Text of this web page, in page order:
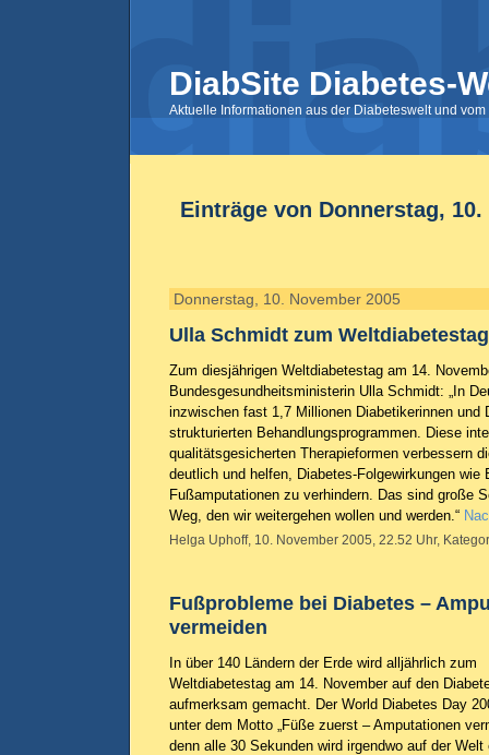
DiabSite Diabetes-
Aktuelle Informationen aus der Diabeteswelt und
Einträge von Donnerstag, 10.
Donnerstag, 10. November 2005
Ulla Schmidt zum Weltdiabetestag
Zum diesjährigen Weltdiabetestag am 14.
Bundesgesundheitsministerin Ulla Schmidt: „In
inzwischen fast 1,7 Millionen Diabetikerinnen und
strukturierten Behandlungsprogrammen. Diese
qualitätsgesicherten Therapieformen verbessern
deutlich und helfen, Diabetes-Folgewirkungen wie
Fußamputationen zu verhindern. Das sind große
Weg, den wir weitergehen wollen und werden.“
Helga Uphoff, 10. November 2005, 22.52 Uhr,
Fußprobleme bei Diabetes –
vermeiden
In über 140 Ländern der Erde wird alljährlich zum
Weltdiabetestag am 14. November auf den
aufmerksam gemacht. Der World Diabetes Day
unter dem Motto „Füße zuerst – Amputationen
denn alle 30 Sekunden wird irgendwo auf der Welt